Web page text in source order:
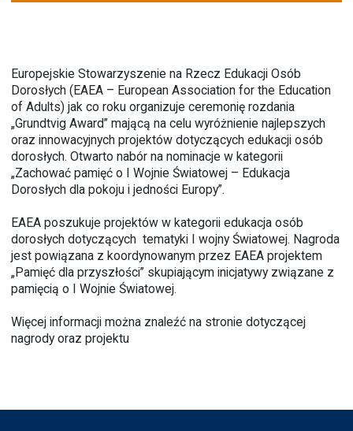
Europejskie Stowarzyszenie na Rzecz Edukacji Osób
Dorosłych (EAEA – European Association for the Education
of Adults) jak co roku organizuje ceremonię rozdania
„Grundtvig Award” mającą na celu wyróżnienie najlepszych
oraz innowacyjnych projektów dotyczących edukacji osób
dorosłych. Otwarto nabór na nominacje w kategorii
„Zachować pamięć o I Wojnie Światowej – Edukacja
Dorosłych dla pokoju i jedności Europy”.
EAEA poszukuje projektów w kategorii edukacja osób
dorosłych dotyczących tematyki I wojny Światowej. Nagroda
jest powiązana z koordynowanym przez EAEA projektem
„Pamięć dla przyszłości” skupiającym inicjatywy związane z
pamięcią o I Wojnie Światowej.
Więcej informacji można znaleźć na stronie dotyczącej
nagrody oraz projektu